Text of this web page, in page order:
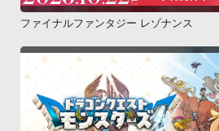
ファイナルファンタジー レゾナンス